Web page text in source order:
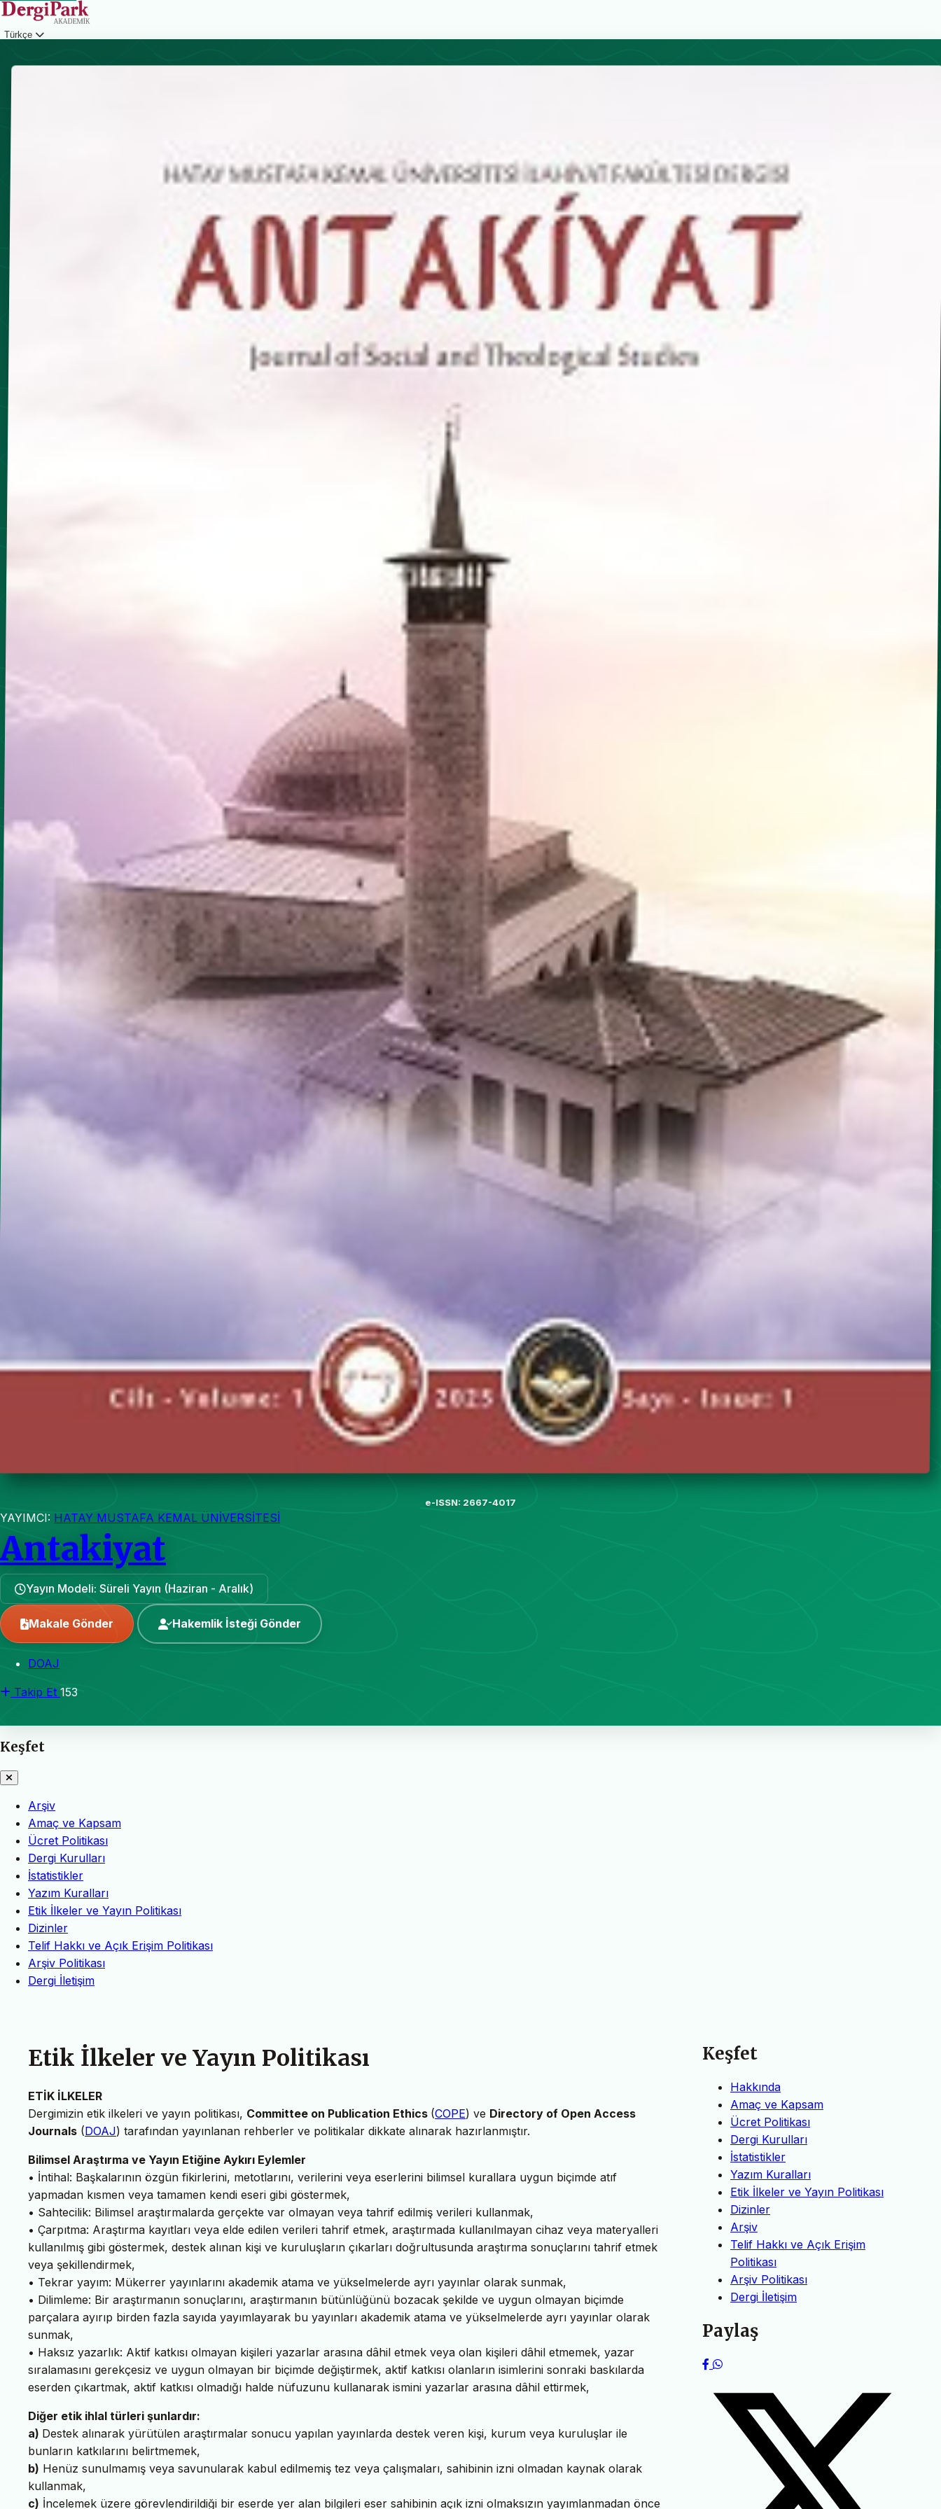
Türkçe
e-ISSN: 2667-4017
YAYIMCI: HATAY MUSTAFA KEMAL ÜNİVERSİTESİ
Antakiyat
Yayın Modeli: Süreli Yayın (Haziran - Aralık)
Makale Gönder Hakemlik İsteği Gönder
DOAJ
Takip Et 153
Keşfet
Arşiv
Amaç ve Kapsam
Ücret Politikası
Dergi Kurulları
İstatistikler
Yazım Kuralları
Etik İlkeler ve Yayın Politikası
Dizinler
Telif Hakkı ve Açık Erişim Politikası
Arşiv Politikası
Dergi İletişim
Etik İlkeler ve Yayın Politikası
ETİK İLKELER
Dergimizin etik ilkeleri ve yayın politikası, Committee on Publication Ethics (COPE) ve Directory of Open Access
Journals (DOAJ) tarafından yayınlanan rehberler ve politikalar dikkate alınarak hazırlanmıştır.
Bilimsel Araştırma ve Yayın Etiğine Aykırı Eylemler
• İntihal: Başkalarının özgün fikirlerini, metotlarını, verilerini veya eserlerini bilimsel kurallara uygun biçimde atıf
yapmadan kısmen veya tamamen kendi eseri gibi göstermek,
• Sahtecilik: Bilimsel araştırmalarda gerçekte var olmayan veya tahrif edilmiş verileri kullanmak,
• Çarpıtma: Araştırma kayıtları veya elde edilen verileri tahrif etmek, araştırmada kullanılmayan cihaz veya materyalleri
kullanılmış gibi göstermek, destek alınan kişi ve kuruluşların çıkarları doğrultusunda araştırma sonuçlarını tahrif etmek
veya şekillendirmek,
• Tekrar yayım: Mükerrer yayınlarını akademik atama ve yükselmelerde ayrı yayınlar olarak sunmak,
• Dilimleme: Bir araştırmanın sonuçlarını, araştırmanın bütünlüğünü bozacak şekilde ve uygun olmayan biçimde
parçalara ayırıp birden fazla sayıda yayımlayarak bu yayınları akademik atama ve yükselmelerde ayrı yayınlar olarak
sunmak,
• Haksız yazarlık: Aktif katkısı olmayan kişileri yazarlar arasına dâhil etmek veya olan kişileri dâhil etmemek, yazar
sıralamasını gerekçesiz ve uygun olmayan bir biçimde değiştirmek, aktif katkısı olanların isimlerini sonraki baskılarda
eserden çıkartmak, aktif katkısı olmadığı halde nüfuzunu kullanarak ismini yazarlar arasına dâhil ettirmek,
Diğer etik ihlal türleri şunlardır:
a) Destek alınarak yürütülen araştırmalar sonucu yapılan yayınlarda destek veren kişi, kurum veya kuruluşlar ile
bunların katkılarını belirtmemek,
b) Henüz sunulmamış veya savunularak kabul edilmemiş tez veya çalışmaları, sahibinin izni olmadan kaynak olarak
kullanmak,
c) İncelemek üzere görevlendirildiği bir eserde yer alan bilgileri eser sahibinin açık izni olmaksızın yayımlanmadan önce
Keşfet
Hakkında
Amaç ve Kapsam
Ücret Politikası
Dergi Kurulları
İstatistikler
Yazım Kuralları
Etik İlkeler ve Yayın Politikası
Dizinler
Arşiv
Telif Hakkı ve Açık Erişim
Politikası
Arşiv Politikası
Dergi İletişim
Paylaş